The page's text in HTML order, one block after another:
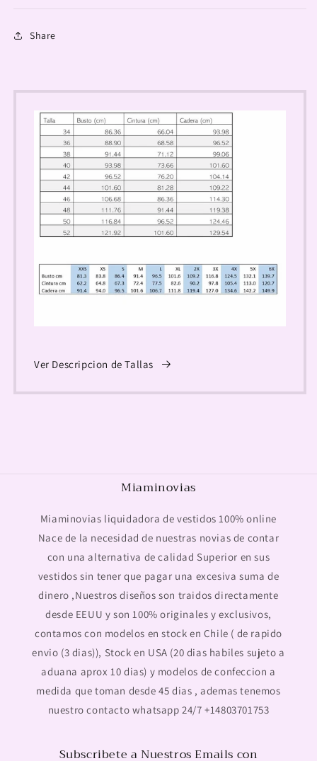
Share
Ver Descripcion de Tallas
Miaminovias
Miaminovias liquidadora de vestidos 100% online
Nace de la necesidad de nuestras novias de contar
con una alternativa de calidad Superior en sus
vestidos sin tener que pagar una excesiva suma de
dinero ,Nuestros diseños son traidos directamente
desde EEUU y son 100% originales y exclusivos,
contamos con modelos en stock en Chile ( de rapido
envio (3 dias)), Stock en USA (20 dias habiles sujeto a
aduana aprox 10 dias) y modelos de confeccion a
medida que toman desde 45 dias , ademas tenemos
nuestro contacto whatsapp 24/7 +14803701753
Subscribete a Nuestros Emails con